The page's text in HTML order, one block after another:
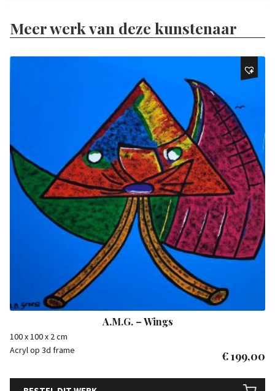
Meer werk van deze kunstenaar
A.M.G. – Wings
100 x 100 x 2 cm
Acryl op 3d frame
€199,00